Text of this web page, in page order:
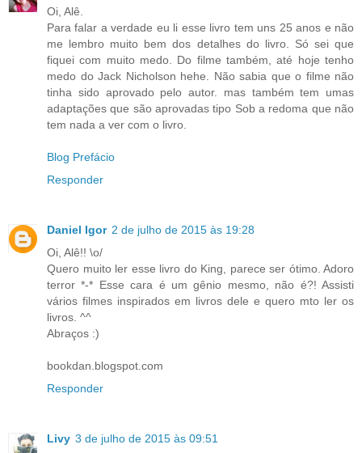
Oi, Alê.
Para falar a verdade eu li esse livro tem uns 25 anos e não
me lembro muito bem dos detalhes do livro. Só sei que
fiquei com muito medo. Do filme também, até hoje tenho
medo do Jack Nicholson hehe. Não sabia que o filme não
tinha sido aprovado pelo autor. mas também tem umas
adaptações que são aprovadas tipo Sob a redoma que não
tem nada a ver com o livro.
Blog Prefácio
Responder
Daniel Igor 2 de julho de 2015 às 19:28
Oi, Alê!! \o/
Quero muito ler esse livro do King, parece ser ótimo. Adoro
terror *-* Esse cara é um gênio mesmo, não é?! Assisti
vários filmes inspirados em livros dele e quero mto ler os
livros. ^^
Abraços :)
bookdan.blogspot.com
Responder
Livy 3 de julho de 2015 às 09:51